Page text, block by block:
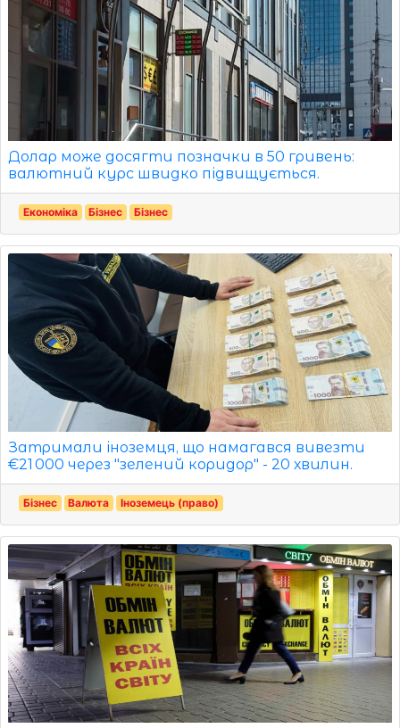
Долар може досягти позначки в 50 гривень:
валютний курс швидко підвищується.
Економіка Бізнес Бізнес
Затримали іноземця, що намагався вивезти
€21 000 через "зелений коридор" - 20 хвилин.
Бізнес Валюта Іноземець (право)